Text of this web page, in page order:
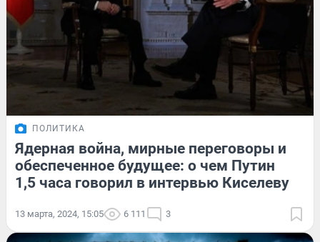
ПОЛИТИКА
Ядерная война, мирные переговоры и
обеспеченное будущее: о чем Путин
1,5 часа говорил в интервью Киселеву
13 марта, 2024, 15:05 6 111 3